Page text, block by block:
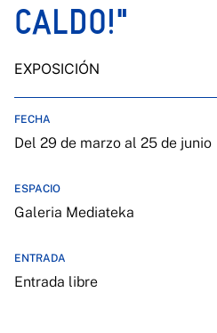
CALDO!"
EXPOSICIÓN
FECHA
Del 29 de marzo al 25 de junio
ESPACIO
Galeria Mediateka
ENTRADA
Entrada libre